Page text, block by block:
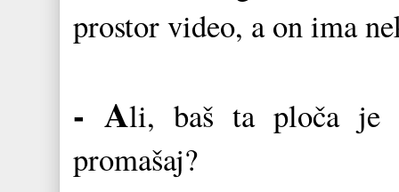
prostor video, a on ima
- Ali, baš ta ploča je
promašaj?